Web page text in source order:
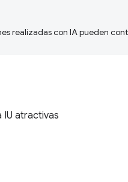
realizadas con IA pueden
IU atractivas